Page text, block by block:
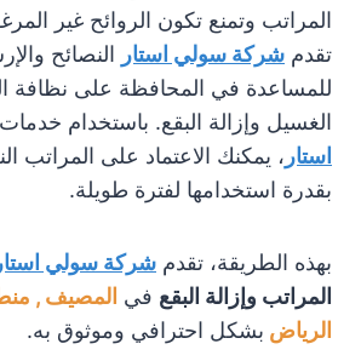
المراتب وتمنع تكون الروائح غير
تقدم شركة سولي استار النصائح
للمساعدة في المحافظة على نظافة
الغسيل وإزالة البقع. باستخدام خدمات
استار ، يمكنك الاعتماد على المراتب
بقدرة استخدامها لفترة طويلة.
بهذه الطريقة، تقدم شركة سولي استار
المراتب وإزالة البقع في المصيف ,
الرياض بشكل احترافي وموثوق به.